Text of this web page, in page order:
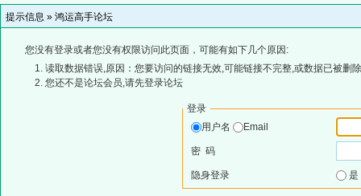
提示信息 » 鸿运高手论坛
您没有登录或者您没有权限访问此页面，可能有如下几个原因:
读取数据错误,原因：您要访问的链接无效,可能链接不完整,或数据已被删
您还不是论坛会员,请先登录论坛
登录
用户名
Email
密 码
隐身登录